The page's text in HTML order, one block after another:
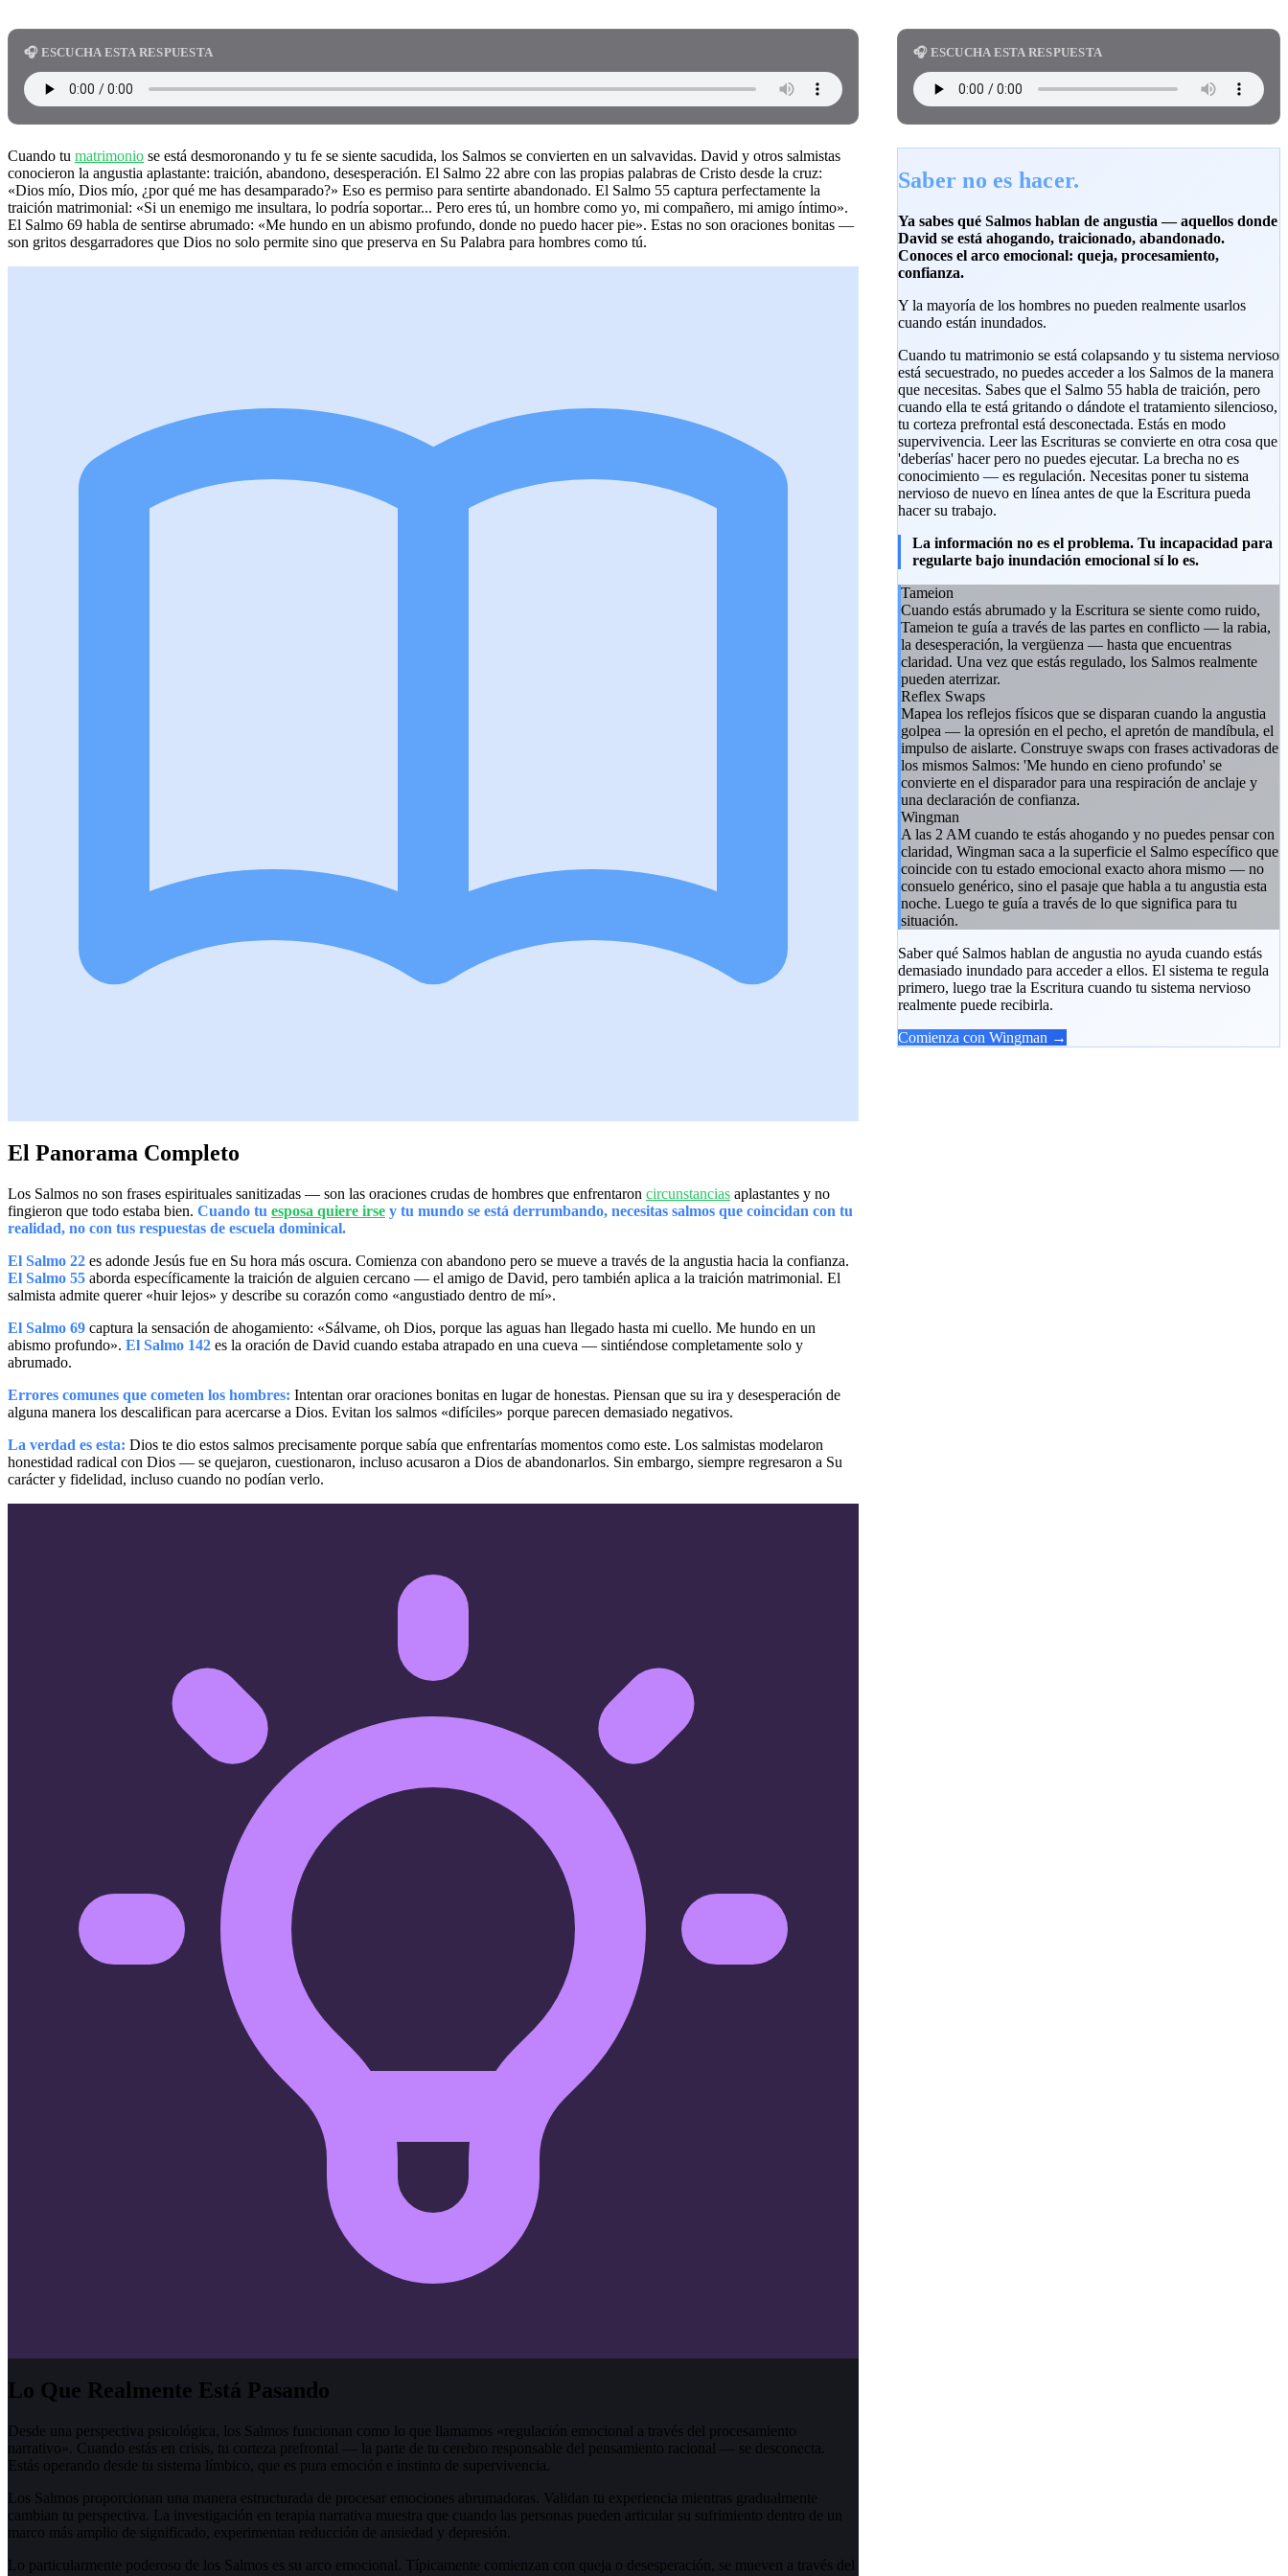
🎧 ESCUCHA ESTA RESPUESTA
Cuando tu matrimonio se está desmoronando y tu fe se siente sacudida, los Salmos se convierten en un salvavidas. David y otros salmistas
conocieron la angustia aplastante: traición, abandono, desesperación. El Salmo 22 abre con las propias palabras de Cristo desde la cruz:
«Dios mío, Dios mío, ¿por qué me has desamparado?» Eso es permiso para sentirte abandonado. El Salmo 55 captura perfectamente la
traición matrimonial: «Si un enemigo me insultara, lo podría soportar... Pero eres tú, un hombre como yo, mi compañero, mi amigo íntimo».
El Salmo 69 habla de sentirse abrumado: «Me hundo en un abismo profundo, donde no puedo hacer pie». Estas no son oraciones bonitas —
son gritos desgarradores que Dios no solo permite sino que preserva en Su Palabra para hombres como tú.
El Panorama Completo
Los Salmos no son frases espirituales sanitizadas — son las oraciones crudas de hombres que enfrentaron circunstancias aplastantes y no
fingieron que todo estaba bien. Cuando tu esposa quiere irse y tu mundo se está derrumbando, necesitas salmos que coincidan con tu
realidad, no con tus respuestas de escuela dominical.
El Salmo 22 es adonde Jesús fue en Su hora más oscura. Comienza con abandono pero se mueve a través de la angustia hacia la confianza.
El Salmo 55 aborda específicamente la traición de alguien cercano — el amigo de David, pero también aplica a la traición matrimonial. El
salmista admite querer «huir lejos» y describe su corazón como «angustiado dentro de mí».
El Salmo 69 captura la sensación de ahogamiento: «Sálvame, oh Dios, porque las aguas han llegado hasta mi cuello. Me hundo en un
abismo profundo». El Salmo 142 es la oración de David cuando estaba atrapado en una cueva — sintiéndose completamente solo y
abrumado.
Errores comunes que cometen los hombres: Intentan orar oraciones bonitas en lugar de honestas. Piensan que su ira y desesperación de
alguna manera los descalifican para acercarse a Dios. Evitan los salmos «difíciles» porque parecen demasiado negativos.
La verdad es esta: Dios te dio estos salmos precisamente porque sabía que enfrentarías momentos como este. Los salmistas modelaron
honestidad radical con Dios — se quejaron, cuestionaron, incluso acusaron a Dios de abandonarlos. Sin embargo, siempre regresaron a Su
carácter y fidelidad, incluso cuando no podían verlo.
Lo Que Realmente Está Pasando
Desde una perspectiva psicológica, los Salmos funcionan como lo que llamamos «regulación emocional a través del procesamiento
narrativo». Cuando estás en crisis, tu corteza prefrontal — la parte de tu cerebro responsable del pensamiento racional — se desconecta.
Estás operando desde tu sistema límbico, que es pura emoción e instinto de supervivencia.
Los Salmos proporcionan una manera estructurada de procesar emociones abrumadoras. Validan tu experiencia mientras gradualmente
cambian tu perspectiva. La investigación en terapia narrativa muestra que cuando las personas pueden articular su sufrimiento dentro de un
marco más amplio de significado, experimentan reducción de ansiedad y depresión.
Lo particularmente poderoso de los Salmos es su arco emocional. Típicamente comienzan con queja o desesperación, se mueven a través del
🎧 ESCUCHA ESTA RESPUESTA
Saber no es hacer.
Ya sabes qué Salmos hablan de angustia — aquellos donde
David se está ahogando, traicionado, abandonado.
Conoces el arco emocional: queja, procesamiento,
confianza.
Y la mayoría de los hombres no pueden realmente usarlos
cuando están inundados.
Cuando tu matrimonio se está colapsando y tu sistema nervioso
está secuestrado, no puedes acceder a los Salmos de la manera
que necesitas. Sabes que el Salmo 55 habla de traición, pero
cuando ella te está gritando o dándote el tratamiento silencioso,
tu corteza prefrontal está desconectada. Estás en modo
supervivencia. Leer las Escrituras se convierte en otra cosa que
'deberías' hacer pero no puedes ejecutar. La brecha no es
conocimiento — es regulación. Necesitas poner tu sistema
nervioso de nuevo en línea antes de que la Escritura pueda
hacer su trabajo.
La información no es el problema. Tu incapacidad para
regularte bajo inundación emocional sí lo es.
Tameion
Cuando estás abrumado y la Escritura se siente como ruido,
Tameion te guía a través de las partes en conflicto — la rabia,
la desesperación, la vergüenza — hasta que encuentras
claridad. Una vez que estás regulado, los Salmos realmente
pueden aterrizar.
Reflex Swaps
Mapea los reflejos físicos que se disparan cuando la angustia
golpea — la opresión en el pecho, el apretón de mandíbula, el
impulso de aislarte. Construye swaps con frases activadoras de
los mismos Salmos: 'Me hundo en cieno profundo' se
convierte en el disparador para una respiración de anclaje y
una declaración de confianza.
Wingman
A las 2 AM cuando te estás ahogando y no puedes pensar con
claridad, Wingman saca a la superficie el Salmo específico que
coincide con tu estado emocional exacto ahora mismo — no
consuelo genérico, sino el pasaje que habla a tu angustia esta
noche. Luego te guía a través de lo que significa para tu
situación.
Saber qué Salmos hablan de angustia no ayuda cuando estás
demasiado inundado para acceder a ellos. El sistema te regula
primero, luego trae la Escritura cuando tu sistema nervioso
realmente puede recibirla.
Comienza con Wingman →